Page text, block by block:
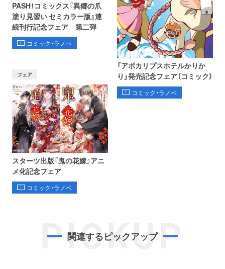
PASH！コミックス『異郷の爪
塗り見習い セミカラー版』連
続刊行記念フェア 第二弾
コミック・ラノベ
フェア
スターツ出版『鬼の花嫁』アニ
メ化記念フェア
コミック・ラノベ
「アポカリプスホテルかりか
り」発売記念フェア（コミック）
コミック・ラノベ
PICKUP
関連するピックアップ